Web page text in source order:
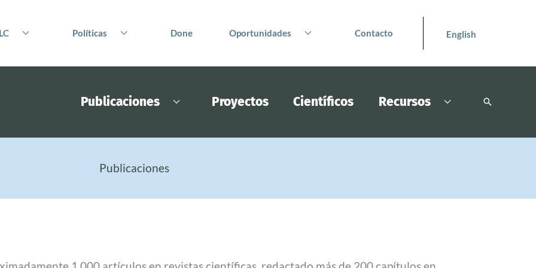
Políticas Done Oportunidades Contacto English
Publicaciones Proyectos Científicos Recursos Buscar
Publicaciones